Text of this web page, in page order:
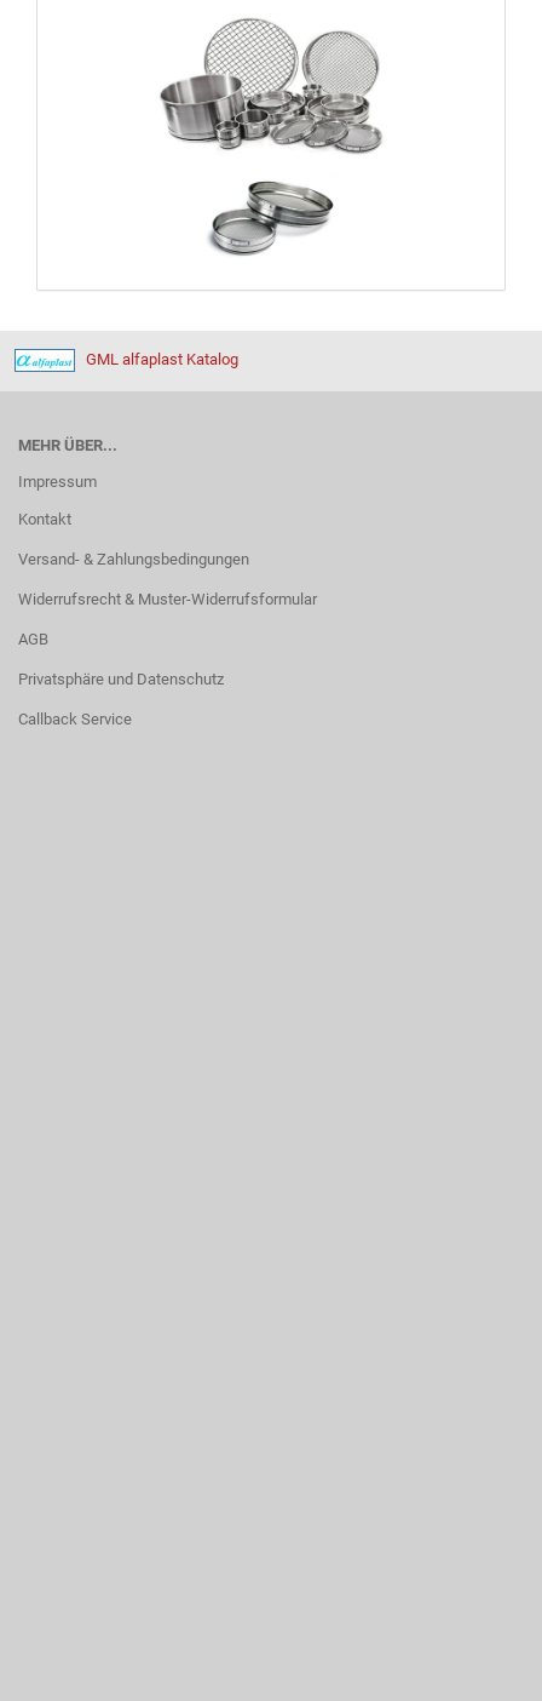
GML alfaplast Katalog
MEHR ÜBER...
Impressum
Kontakt
Versand- & Zahlungsbedingungen
Widerrufsrecht & Muster-Widerrufsformular
AGB
Privatsphäre und Datenschutz
Callback Service